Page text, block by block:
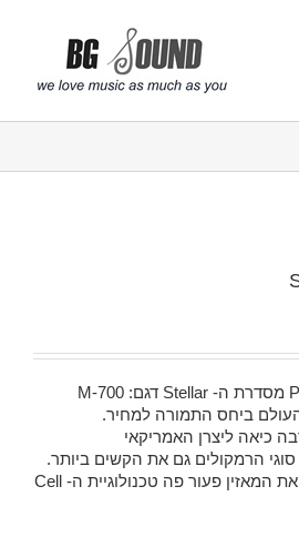
ביחס התמורה למחיר.
כיאה ליצרן האמריקאי
הרמקולים גם את הקשים ביותר.
איכות צליל אשר תשאיר את המאזין פעור פה טכנולוגיית ה- Cell